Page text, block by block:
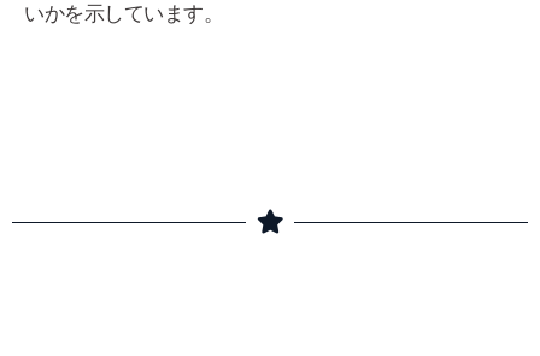
いかを示しています。